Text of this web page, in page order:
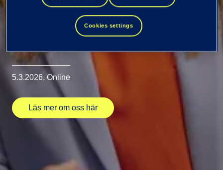
5.3.2026, Online
Läs mer om oss här
Cookies settings